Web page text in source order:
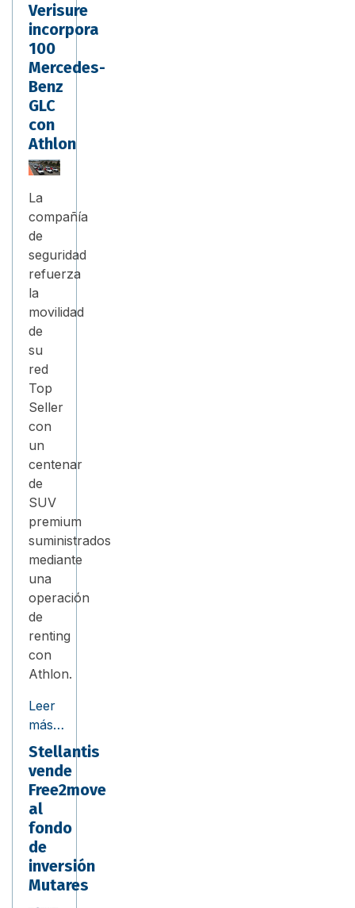
Verisure
incorpora
100
Mercedes-
Benz
GLC
con
Athlon
La
compañía
de
seguridad
refuerza
la
movilidad
de
su
red
Top
Seller
con
un
centenar
de
SUV
premium
suministrados
mediante
una
operación
de
renting
con
Athlon.
Leer
más…
Stellantis
vende
Free2move
al
fondo
de
inversión
Mutares